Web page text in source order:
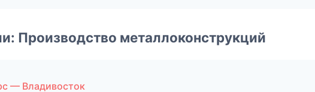
Производство металлоконструкций
— Владивосток